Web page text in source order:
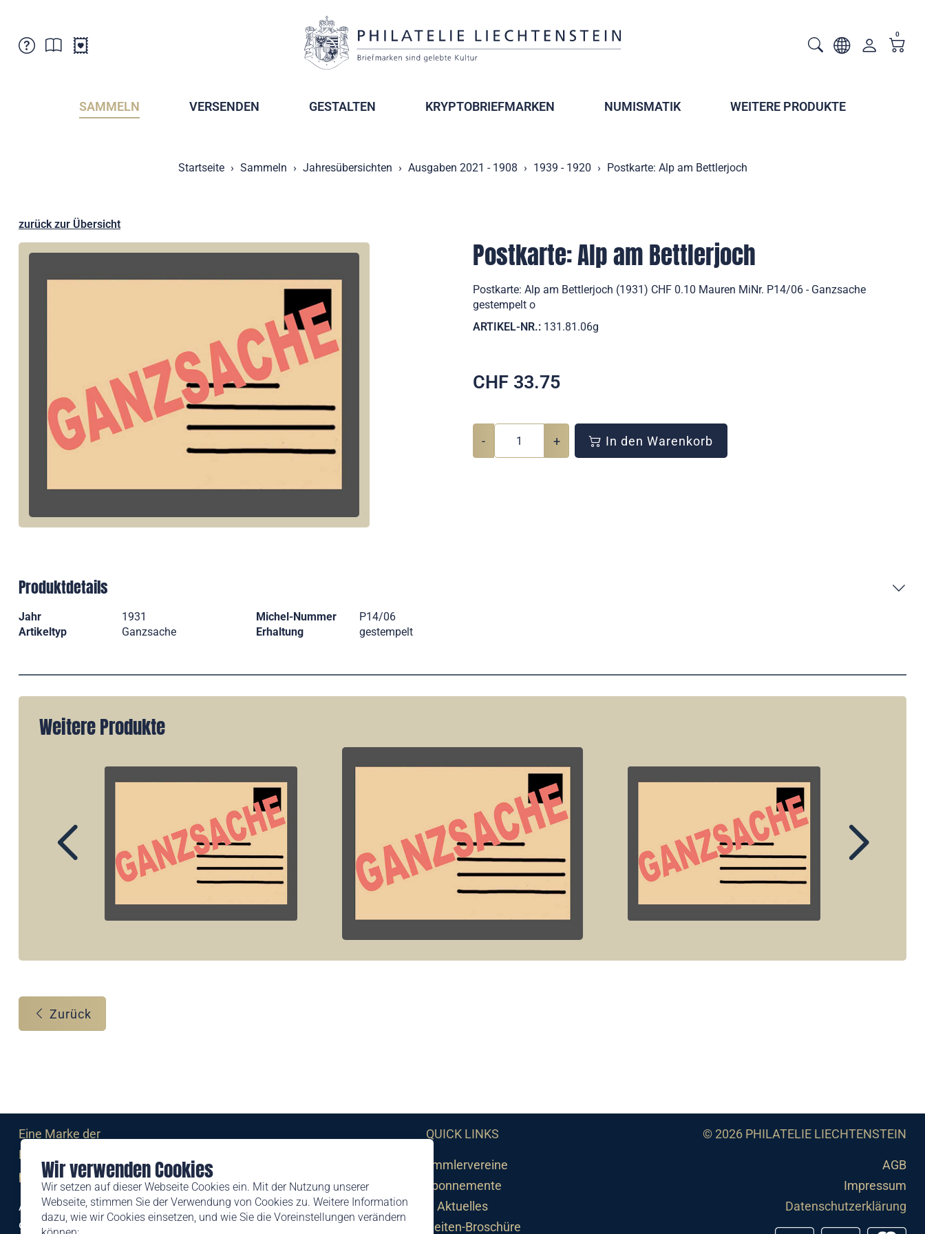
Wir verwenden Cookies
Wir setzen auf dieser Webseite Cookies ein. Mit der Nutzung unserer
Webseite, stimmen Sie der Verwendung von Cookies zu. Weitere Information
dazu, wie wir Cookies einsetzen, und wie Sie die Voreinstellungen verändern
Verkaufsstellen
Postcrossing
Abonnemente
0
SAMMELN VERSENDEN GESTALTEN KRYPTOBRIEFMARKEN NUMISMATIK WEITERE PRODUKTE
Startseite Sammeln Jahresübersichten Ausgaben 2021 - 1908 1939 - 1920 Postkarte: Alp am Bettlerjoch
zurück zur Übersicht
Postkarte: Alp am Bettlerjoch
Postkarte: Alp am Bettlerjoch (1931) CHF 0.10 Mauren MiNr. P14/06 - Ganzsache
gestempelt o
ARTIKEL-NR.: 131.81.06g
CHF 33.75
- + In den Warenkorb
Produktdetails
Jahr 1931 Michel-Nummer
P14/06
Artikeltyp
Ganzsache Erhaltung gestempelt
Weitere Produkte
Zurück
Eine Marke der
Liechtensteinischen Post AG
post.li
Alte Zollstrasse 11
9494 Schaan
QUICK LINKS
Sammlervereine
Abonnemente
Aktuelles
Neuheiten-Broschüre
© 2026 PHILATELIE LIECHTENSTEIN
AGB
Impressum
Datenschutzerklärung